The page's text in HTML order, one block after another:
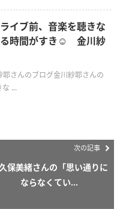
イブ前、音楽を聴きな
る時間がすき☺️ 金川紗
さんのブログ金川紗耶さんの
な ...
次の記事
保美緒さんの「思い通りに
ならなくてい...